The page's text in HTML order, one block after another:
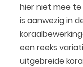
hier niet mee te
is aanwezig in
een reeks
uitgebreide